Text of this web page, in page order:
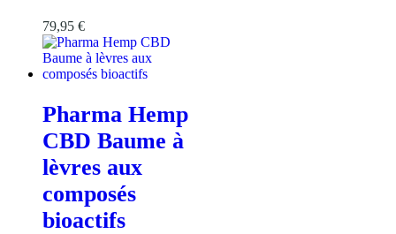
79,95 €
Pharma Hemp
CBD Baume à
lèvres aux
composés
bioactifs